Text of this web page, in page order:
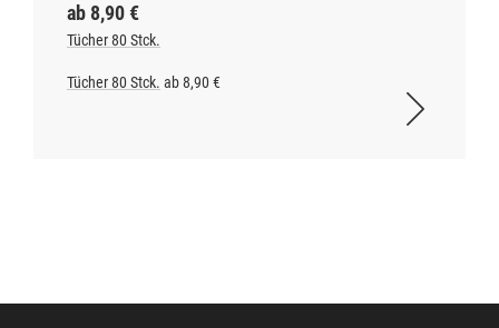
ab 8,90 €
Tücher 80 Stck.
Tücher 80 Stck. ab 8,90 €